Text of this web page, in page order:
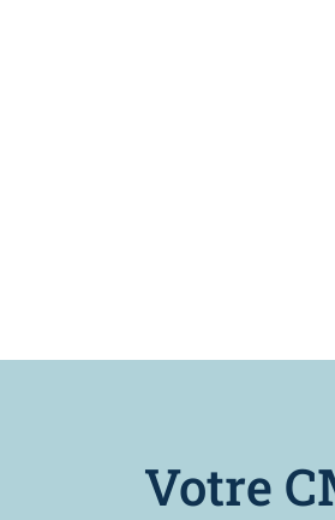
Votre